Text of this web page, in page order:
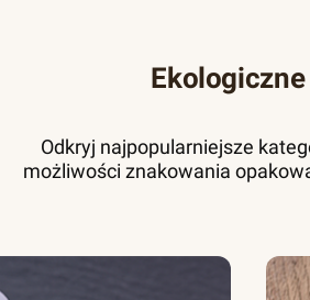
Odkryj najpopularniejsze
możliwości znakowania